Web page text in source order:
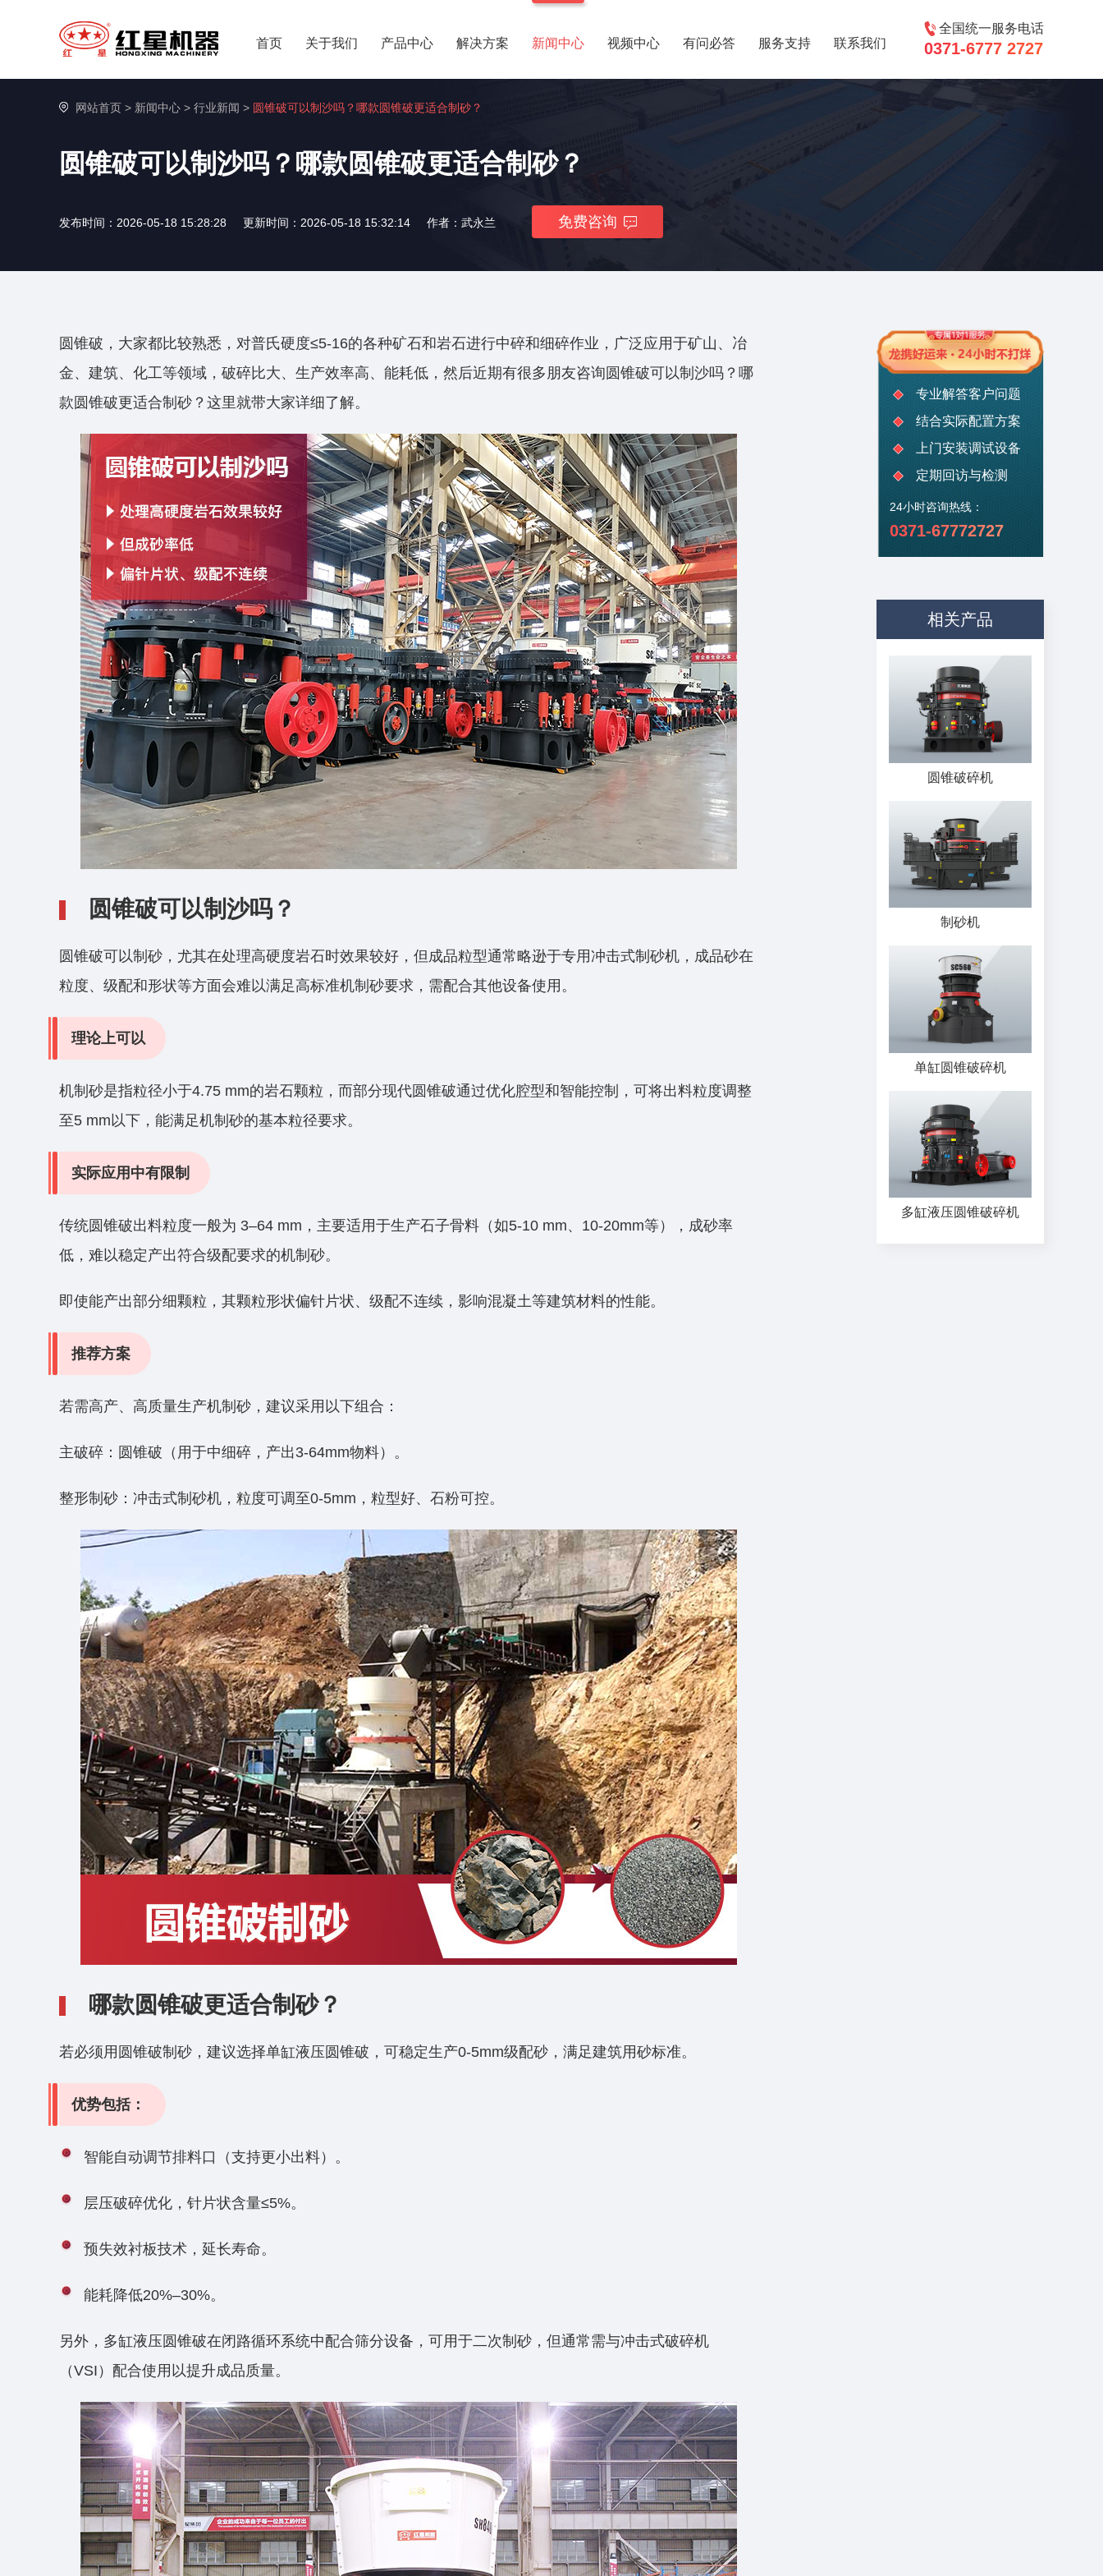
首页 关于我们 产品中心 解决方案 新闻中心 视频中心 有问必答 服务支持 联系我们
全国统一服务电话
0371-6777 2727
网站首页 > 新闻中心 > 行业新闻 > 圆锥破可以制沙吗？哪款圆锥破更适合制砂？
圆锥破可以制沙吗？哪款圆锥破更适合制砂？
发布时间：2026-05-18 15:28:28 更新时间：2026-05-18 15:32:14 作者：武永兰 免费咨询
圆锥破，大家都比较熟悉，对普氏硬度≤5-16的各种矿石和岩石进行中碎和细碎作业，广泛应用于矿山、冶
金、建筑、化工等领域，破碎比大、生产效率高、能耗低，然后近期有很多朋友咨询圆锥破可以制沙吗？哪
款圆锥破更适合制砂？这里就带大家详细了解。
圆锥破可以制沙吗？
‌圆锥破可以制砂，尤其在处理高硬度岩石时‌效果较好‌，但成品粒型通常略逊于专用冲击式制砂机，成品砂在
粒度、级配和形状等方面会难以满足高标准机制砂要求，需配合其他设备使用。
理论上可以‌
机制砂是指粒径小于4.75 mm的岩石颗粒，而部分现代圆锥破通过优化腔型和智能控制，‌可将出料粒度调整
至5 mm以下‌，能满足机制砂的基本粒径要求‌‌。
实际应用中有限制‌
传统圆锥破出料粒度一般为 ‌3–64 mm‌，主要适用于生产石子骨料（如5-10 mm、10-20mm等），‌成砂率
低‌，难以稳定产出符合级配要求的机制砂‌‌。
即使能产出部分细颗粒，其‌颗粒形状偏针片状、级配不连续‌，影响混凝土等建筑材料的性能。
推荐方案
若需高产、高质量生产机制砂，建议采用以下组合：
‌主破碎‌：圆锥破（用于中细碎，产出3-64mm物料）。
‌整形制砂‌：‌冲击式制砂机，粒度可调至0-5mm，粒型好、石粉可控‌‌。
哪款圆锥破更适合制砂？
‌若必须用圆锥破制砂，建议选择单缸液压圆锥破，可稳定生产0-5mm级配砂‌，满足建筑用砂标准‌‌。
优势包括：
智能自动调节排料口（支持更小出料）。
层压破碎优化，针片状含量≤5%。
预失效衬板技术，延长寿命。
能耗降低20%–30%‌‌。
‌另外，多缸液压圆锥破‌在闭路循环系统中配合筛分设备，可用于‌二次制砂‌，但通常需与冲击式破碎机
（VSI）配合使用以提升成品质量‌‌。
专业解答客户问题
结合实际配置方案
上门安装调试设备
定期回访与检测
24小时咨询热线：
0371-67772727
相关产品
圆锥破碎机
制砂机
单缸圆锥破碎机
多缸液压圆锥破碎机